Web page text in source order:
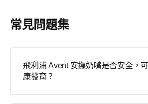
常見問題集
飛利浦 Avent 安撫奶嘴是否安全，
康發育？